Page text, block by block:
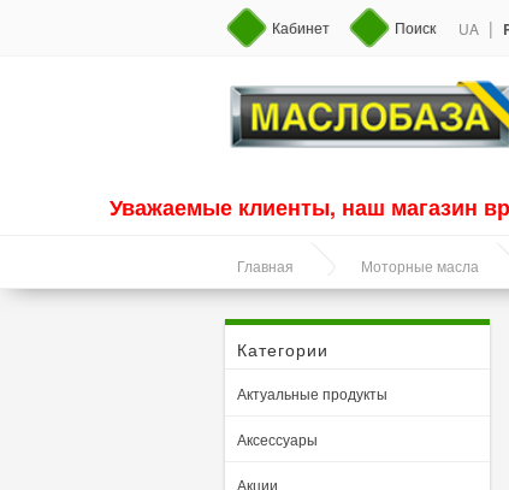
Кабинет Поиск UA |
Уважаемые клиенты, наш магазин
Главная Моторные масла
Категории
Актуальные продукты
Аксессуары
Акции